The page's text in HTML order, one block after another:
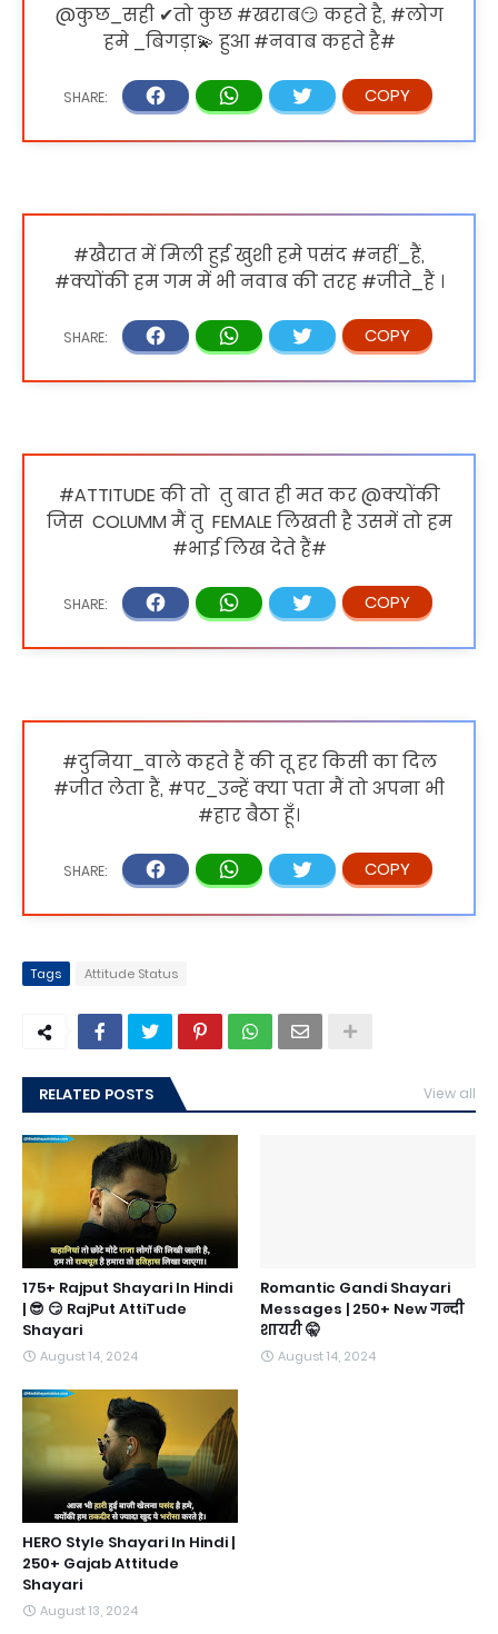
@कुछ_सही ✔तो कुछ #खराब😏 कहते है, #लोग
हमे _बिगड़ा💫 हुआ #नवाब कहते है#
#खैरात में मिली हुई खुशी हमे पसंद #नहीं_हैं,
#क्योंकी हम गम में भी नवाब की तरह #जीते_हैं ।
#ATTITUDE‬ की तो ‪ ‎तु‬ बात ही मत कर @क्योंकी
जिस ‪ ‎COLUMM‬ मैं तु ‪ ‎FEMALE‬ लिखती है उसमें तो हम
‪#‎भाई लिख देते हैं#
#दुनिया_वाले कहते हैं की तू हर किसी का दिल
#जीत लेता हैं, #पर_उन्हें क्या पता मैं तो अपना भी
#हार बैठा हूँ।
Tags Attitude Status
RELATED POSTS View all
175+ Rajput Shayari In Hindi
| 😎 😏 RajPut AttiTude
Shayari
August 14, 2024
Romantic Gandi Shayari
Messages | 250+ New गन्दी
शायरी 🤫
August 14, 2024
HERO Style Shayari In Hindi |
250+ Gajab Attitude
Shayari
August 13, 2024